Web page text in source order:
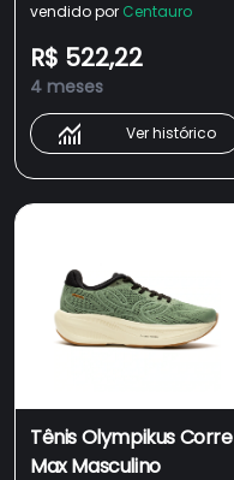
vendido por Centauro
R$ 522,22
4 meses
Ver histórico
Tênis Olympikus Corre
Max Masculino